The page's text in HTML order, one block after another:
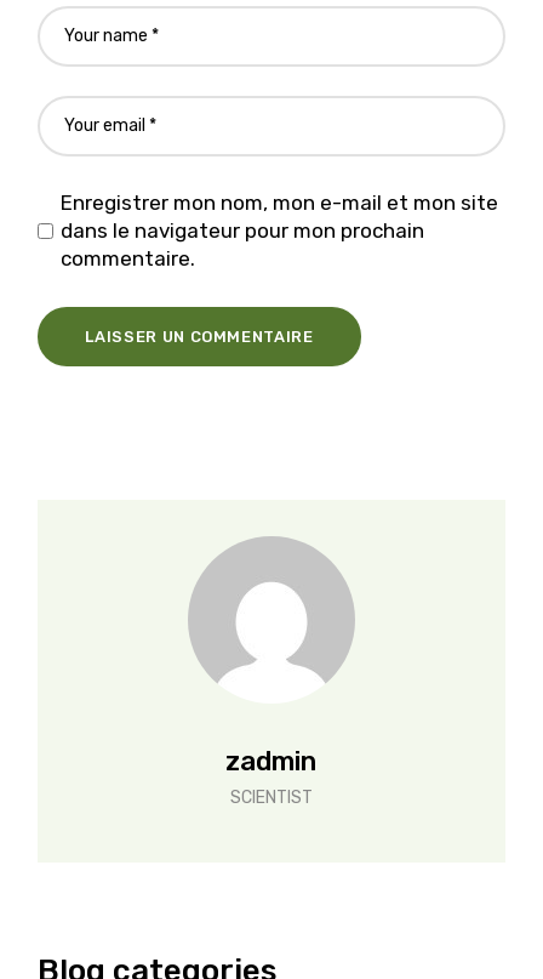
Enregistrer mon nom, mon e-mail et mon site
dans le navigateur pour mon prochain
commentaire.
LAISSER UN COMMENTAIRE
zadmin
SCIENTIST
Blog categories